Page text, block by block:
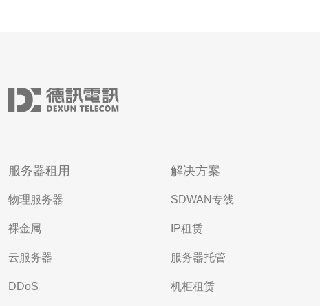
服务器租用
物理服务器
裸金属
云服务器
DDoS
解决方案
SDWAN专线
IP租赁
服务器托管
机柜租赁